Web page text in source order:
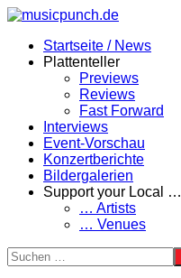
Zum
springenStartseite / News
Plattenteller
Previews
Reviews
Fast Forward
Interviews
Event-Vorschau
Konzertberichte
Bildergalerien
Support your Local …
… Artists
… Venues